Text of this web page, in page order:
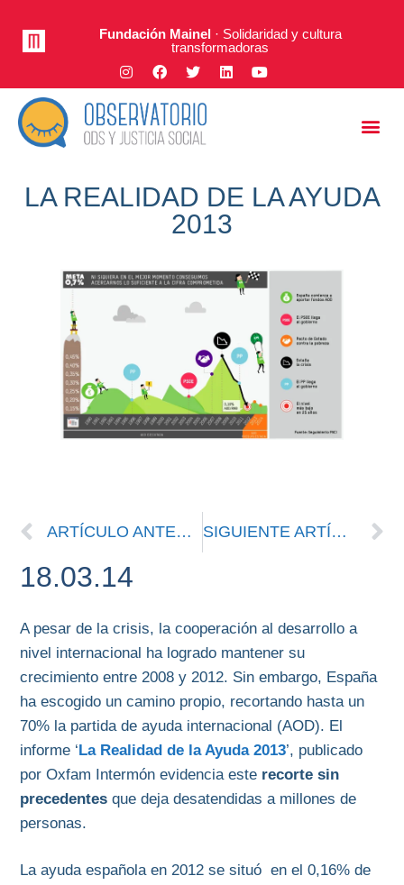
Fundación Mainel· Solidaridad y cultura
transformadoras
LA REALIDAD DE LA AYUDA
2013
ARTÍCULO ANTERIOR SIGUIENTE ARTÍCULO
18.03.14
A pesar de la crisis, la cooperación al desarrollo a
nivel internacional ha logrado mantener su
crecimiento entre 2008 y 2012. Sin embargo, España
ha escogido un camino propio, recortando hasta un
70% la partida de ayuda internacional (AOD). El
informe ‘La Realidad de la Ayuda 2013’, publicado
por Oxfam Intermón evidencia este recorte sin
precedentes que deja desatendidas a millones de
personas.
La ayuda española en 2012 se situó en el 0,16% de